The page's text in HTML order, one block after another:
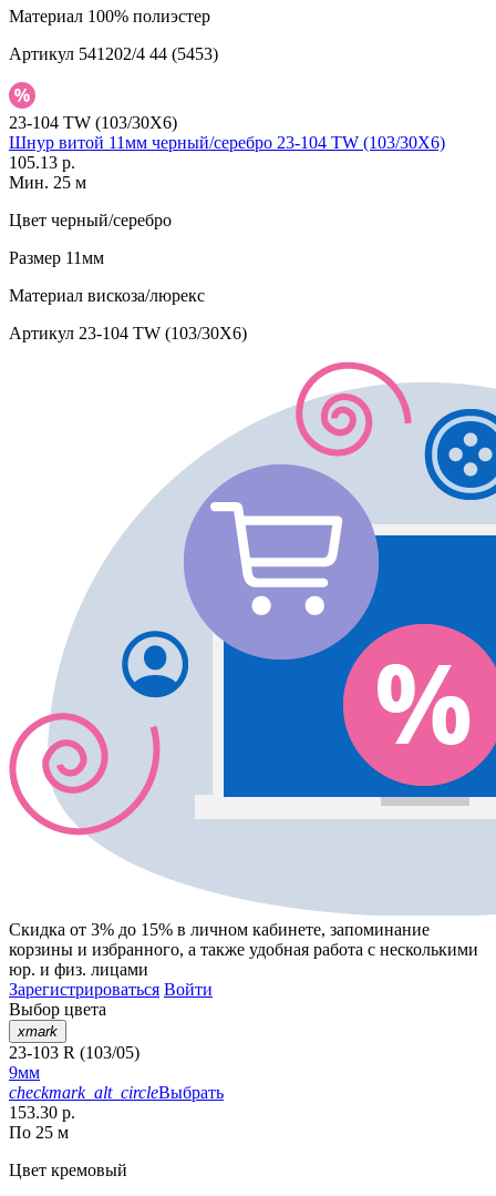
Материал 100% полиэстер
Артикул 541202/4 44 (5453)
23-104 TW (103/30X6)
Шнур витой 11мм черный/серебро 23-104 TW (103/30X6)
105.13 р.
Мин. 25 м
Цвет черный/серебро
Размер 11мм
Материал вискоза/люрекс
Артикул 23-104 TW (103/30X6)
Скидка от 3% до 15% в личном кабинете, запоминание
корзины и избранного, а также удобная работа с несколькими
юр. и физ. лицами
Зарегистрироваться Войти
Выбор цвета
xmark
23-103 R (103/05)
9мм
checkmark_alt_circleВыбрать
153.30 р.
По 25 м
Цвет кремовый